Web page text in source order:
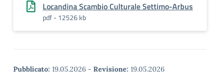
Locandina Scambio Culturale Settimo-Arbus
pdf - 12526 kb
Pubblicato: 19.05.2026 - Revisione: 19.05.2026